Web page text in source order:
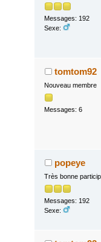
Messages: 192
Sexe:
tomtom92
Nouveau membre
Messages: 6
popeye
Très bonne
Messages: 192
Sexe: